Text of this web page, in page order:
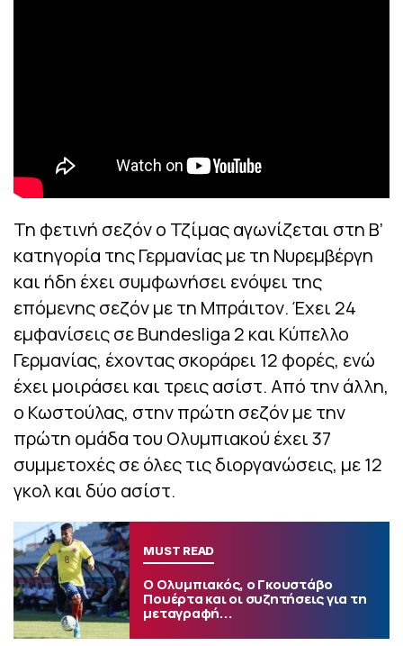
Τη φετινή σεζόν ο Τζίμας αγωνίζεται στη Β’
κατηγορία της Γερμανίας με τη Νυρεμβέργη
και ήδη έχει συμφωνήσει ενόψει της
επόμενης σεζόν με τη Μπράιτον. Έχει 24
εμφανίσεις σε Bundesliga 2 και Κύπελλο
Γερμανίας, έχοντας σκοράρει 12 φορές, ενώ
έχει μοιράσει και τρεις ασίστ. Από την άλλη,
ο Κωστούλας, στην πρώτη σεζόν με την
πρώτη ομάδα του Ολυμπιακού έχει 37
συμμετοχές σε όλες τις διοργανώσεις, με 12
γκολ και δύο ασίστ.
MUST READ
Ο Ολυμπιακός, ο Γκουστάβο
Πουέρτα και οι συζητήσεις για τη
μεταγραφή...